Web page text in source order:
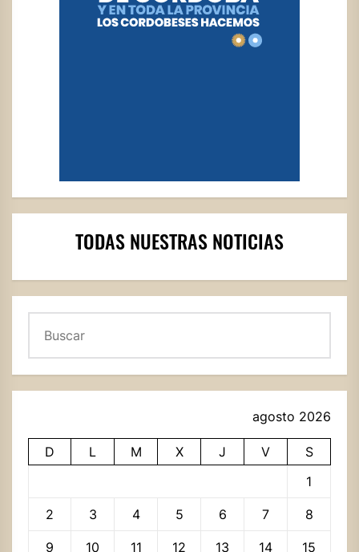
TODAS NUESTRAS NOTICIAS
agosto 2026
D L M X J V
S
1
2 3 4 5 6 7 8
9 10 11 12 13 14 15